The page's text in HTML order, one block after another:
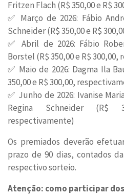
Fritzen Flach (R$ 350,00 e R$
✅ Março de 2026: Fábio
Schneider (R$ 350,00 e R$
✅ Abril de 2026: Fábio
Borstel (R$ 350,00 e R$
✅ Maio de 2026: Dagma Ila
350,00 e R$ 300,00,
✅ Junho de 2026: Ivanise
Regina Schneider (R$
respectivamente)
Os premiados deverão
prazo de 90 dias, contados
respectivo sorteio.
Atenção: como participar